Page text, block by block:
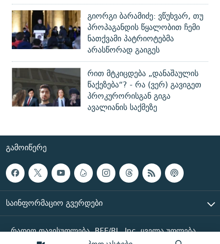
გიორგი ბარამიძე: ვწუხვარ, თუ
პროპაგანდის წყალობით ჩემი
ნათქვამი პატრიოტებმა
არასწორად გაიგეს
რით მტკიცდება „დანაშაულის
წაქეზება“? - რა (ვერ) გავიგეთ
პროკურორისგან გიგა
ავალიანის საქმეზე
ᲒᲐᲛᲝᲘᲬᲔᲠᲔ
ᲡᲐᲘᲜᲤᲝᲠᲛᲐᲪᲘᲝ ᲒᲕᲔᲠᲓᲔᲑᲘ
რადიო თავისუფლება, RFE/RL, Inc. ყველა უფლება